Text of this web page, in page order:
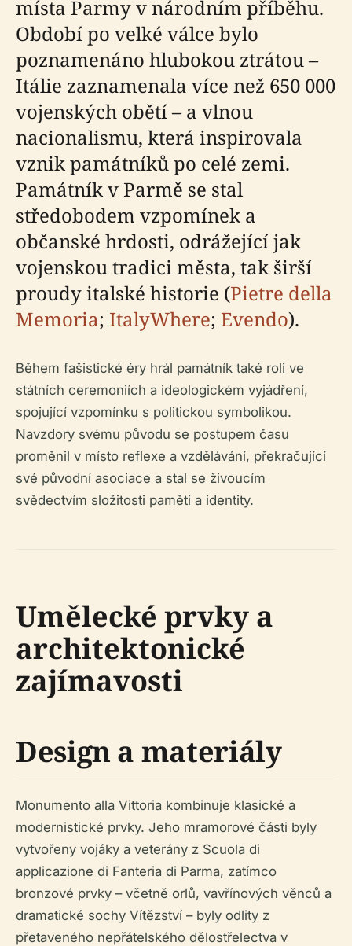
místa Parmy v národním příběhu.
Období po velké válce bylo
poznamenáno hlubokou ztrátou –
Itálie zaznamenala více než 650 000
vojenských obětí – a vlnou
nacionalismu, která inspirovala
vznik památníků po celé zemi.
Památník v Parmě se stal
středobodem vzpomínek a
občanské hrdosti, odrážející jak
vojenskou tradici města, tak širší
proudy italské historie (Pietre della
Memoria; ItalyWhere; Evendo).
Během fašistické éry hrál památník také roli ve
státních ceremoniích a ideologickém vyjádření,
spojující vzpomínku s politickou symbolikou.
Navzdory svému původu se postupem času
proměnil v místo reflexe a vzdělávání, překračující
své původní asociace a stal se živoucím
svědectvím složitosti paměti a identity.
Umělecké prvky a
architektonické
zajímavosti
Design a materiály
Monumento alla Vittoria kombinuje klasické a
modernistické prvky. Jeho mramorové části byly
vytvořeny vojáky a veterány z Scuola di
applicazione di Fanteria di Parma, zatímco
bronzové prvky – včetně orlů, vavřínových věnců a
dramatické sochy Vítězství – byly odlity z
přetaveného nepřátelského dělostřelectva v